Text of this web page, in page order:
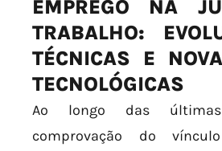
EMPREGO NA
TRABALHO:
TÉCNICAS E
TECNOLÓGICAS
Ao longo das
comprovação do